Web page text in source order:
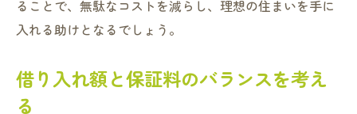
ることで、無駄なコストを減らし、理想の住まいを手に
入れる助けとなるでしょう。
借り入れ額と保証料のバランスを考え
る